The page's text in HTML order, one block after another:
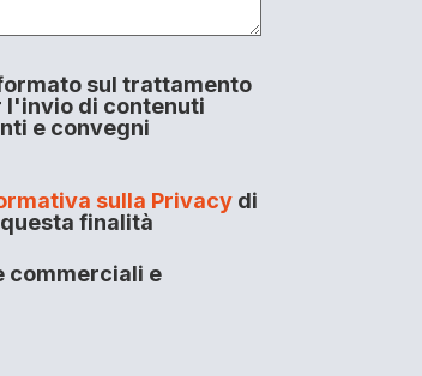
sul trattamento
l'invio di contenuti
e convegni
sulla Privacydi
finalità
commerciali e